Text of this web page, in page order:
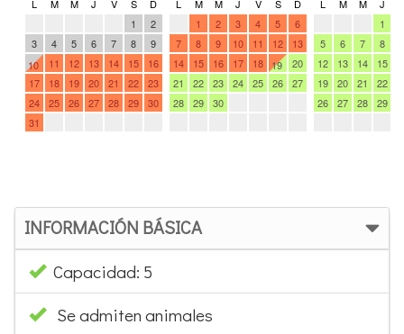
INFORMACIÓN BÁSICA
Capacidad: 5
Se admiten animales